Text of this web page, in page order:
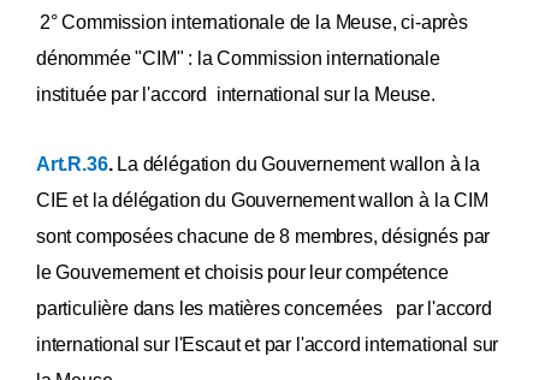
2° Commission internationale de la Meuse, ci-après
dénommée "CIM" : la Commission internationale
instituée par l'accord international sur la Meuse.
Art.R.36. La délégation du Gouvernement wallon à la
CIE et la délégation du Gouvernement wallon à la CIM
sont composées chacune de 8 membres, désignés par
le Gouvernement et choisis pour leur compétence
particulière dans les matières concernées par l'accord
international sur l'Escaut et par l'accord international sur